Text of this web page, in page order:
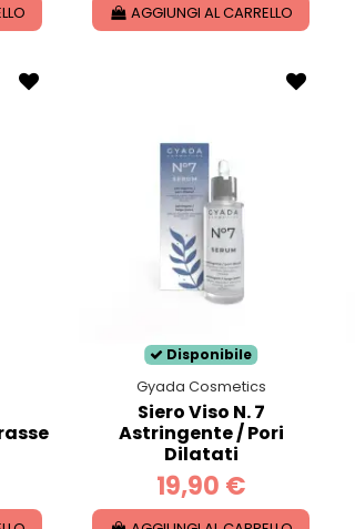
AGGIUNGI AL CARRELLO
Disponibile
Gyada Cosmetics
Siero Viso N. 7
Astringente / Pori
Dilatati
19,90 €